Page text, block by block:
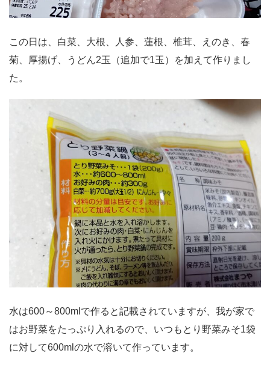
この日は、白菜、大根、人参、蓮根、椎茸、えのき、春
菊、厚揚げ、うどん2玉（追加で1玉）を加えて作りまし
た。
水は600～800mlで作ると記載されていますが、我が家で
はお野菜をたっぷり入れるので、いつもとり野菜みそ1袋
に対して600mlの水で溶いて作っています。